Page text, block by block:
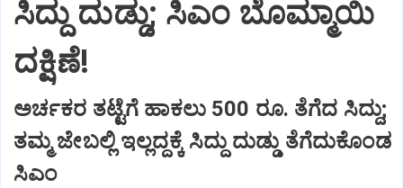
ಸಿದ್ದು ದುಡ್ಡು; ಸಿಎಂ ಬೊಮ್ಮಾಯಿ
ದಕ್ಷಿಣೆ!
ಅರ್ಚಕರ ತಟ್ಟೆಗೆ ಹಾಕಲು 500 ರೂ. ತೆಗೆದ ಸಿದ್ದು;
ತಮ್ಮ ಜೇಬಲ್ಲಿ ಇಲ್ಲದ್ದಕ್ಕೆ ಸಿದ್ದು ದುಡ್ಡು ತೆಗೆದುಕೊಂಡ
ಸಿಎಂ